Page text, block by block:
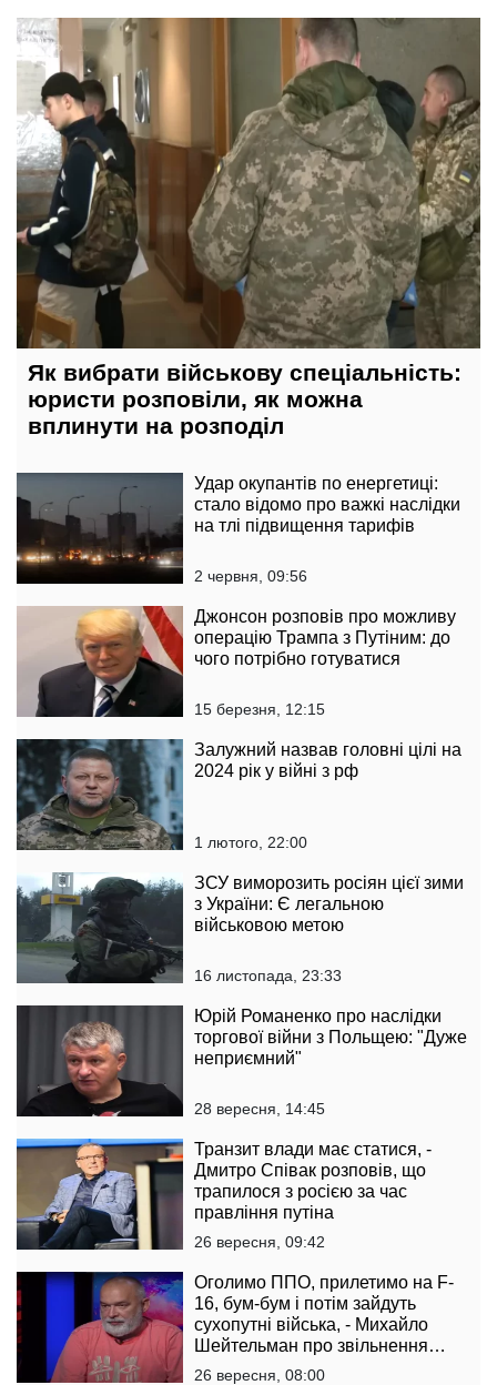
17 вересня, 19:21
Як вибрати військову спеціальність:
юристи розповіли, як можна
вплинути на розподіл
Удар окупантів по енергетиці:
стало відомо про важкі наслідки
на тлі підвищення тарифів
2 червня, 09:56
Джонсон розповів про можливу
операцію Трампа з Путіним: до
чого потрібно готуватися
15 березня, 12:15
Залужний назвав головні цілі на
2024 рік у війні з рф
1 лютого, 22:00
ЗСУ виморозить росіян цієї зими
з України: Є легальною
військовою метою
16 листопада, 23:33
Юрій Романенко про наслідки
торгової війни з Польщею: "Дуже
неприємний"
28 вересня, 14:45
Транзит влади має статися, -
Дмитро Співак розповів, що
трапилося з росією за час
правління путіна
26 вересня, 09:42
Оголимо ППО, прилетимо на F-
16, бум-бум і потім зайдуть
сухопутні війська, - Михайло
Шейтельман про звільнення
Криму
26 вересня, 08:00